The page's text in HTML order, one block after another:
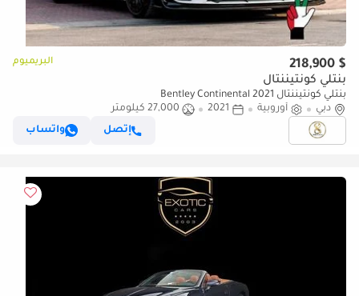
$ 218,900 البريميوم
بنتلي كونتيننتال
بنتلي كونتيننتال Bentley Continental 2021
دبي
أوروبية 2021
27,000 كيلومتر
إتصل
واتساب